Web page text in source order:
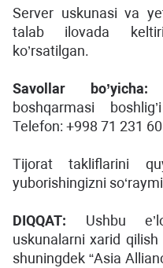
Server uskunasi va
talab ilovada
ko’rsatilgan.
Savollar bo’yicha:
boshqarmasi
Telefon: +998 71 231
Tijorat takliflarini
yuborishingizni
DIQQAT: Ushbu
uskunalarni xarid qilish
shuningdek “Asia